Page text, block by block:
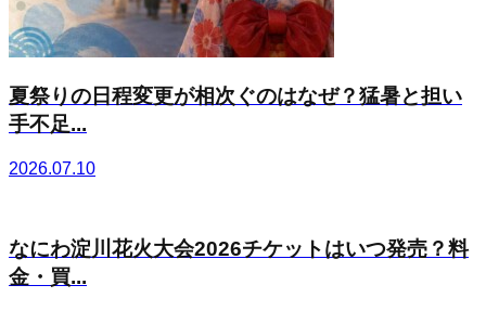
夏祭りの日程変更が相次ぐのはなぜ？猛暑と担い
手不足...
2026.07.10
なにわ淀川花火大会2026チケットはいつ発売？料
金・買...